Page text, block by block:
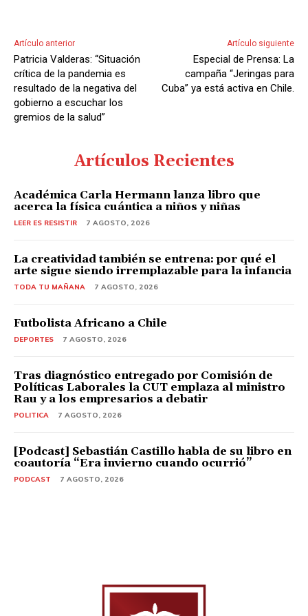
Artículo anterior
Patricia Valderas: “Situación
crítica de la pandemia es
resultado de la negativa del
gobierno a escuchar los
gremios de la salud”
Artículo siguiente
Especial de Prensa: La
campaña “Jeringas para
Cuba” ya está activa en Chile.
Artículos Recientes
Académica Carla Hermann lanza libro que
acerca la física cuántica a niños y niñas
LEER ES RESISTIR 7 AGOSTO, 2026
La creatividad también se entrena: por qué el
arte sigue siendo irremplazable para la infancia
TODA TU MAÑANA 7 AGOSTO, 2026
Futbolista Africano a Chile
DEPORTES 7 AGOSTO, 2026
Tras diagnóstico entregado por Comisión de
Políticas Laborales la CUT emplaza al ministro
Rau y a los empresarios a debatir
POLITICA 7 AGOSTO, 2026
[Podcast] Sebastián Castillo habla de su libro en
coautoría “Era invierno cuando ocurrió”
PODCAST 7 AGOSTO, 2026